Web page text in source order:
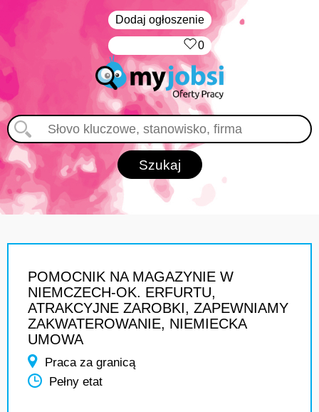
Dodaj ogłoszenie
0
POMOCNIK NA MAGAZYNIE W
NIEMCZECH-OK. ERFURTU,
ATRAKCYJNE ZAROBKI, ZAPEWNIAMY
ZAKWATEROWANIE, NIEMIECKA
UMOWA
Praca za granicą
Pełny etat